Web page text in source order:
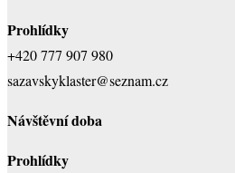
Prohlídky
+420 777 907 980
sazavskyklaster@seznam.cz
Návštěvní doba
Prohlídky